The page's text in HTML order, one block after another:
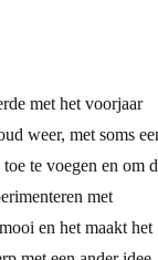
met het voorjaar
weer, met soms een
te voegen en om de